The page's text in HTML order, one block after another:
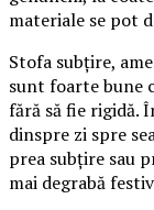
materiale se pot
Stofa subțire,
sunt foarte bune
fără să fie rigidă.
dinspre zi spre
prea subțire sau
mai degrabă